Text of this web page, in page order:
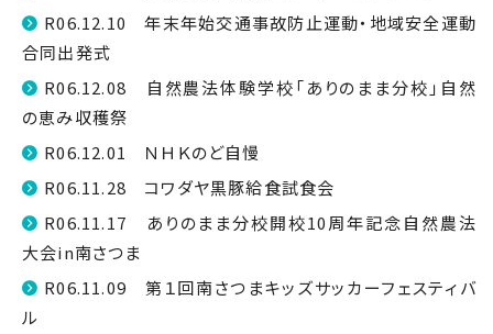
R06.12.10 年末年始交通事故防止運動・地域安全運動
合同出発式
R06.12.08 自然農法体験学校「ありのまま分校」自然
の恵み収穫祭
R06.12.01 ＮＨＫのど自慢
R06.11.28 コワダヤ黒豚給食試食会
R06.11.17 ありのまま分校開校10周年記念自然農法
大会in南さつま
R06.11.09 第１回南さつまキッズサッカーフェスティバ
ル